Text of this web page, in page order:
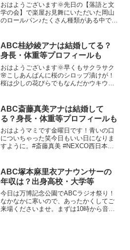
おはようございます🌞先日の【落語と文
学の会】で楽屋お見舞にいただいた岡山
のロールパン♪たくさん種類がある中で私
元気もりもり！今週も間も無く始まりま
す😆#朝も早よから#朝...
ABC桂紗綾アナは結婚してる？
身長・体重等プロフィールも
おはようございます🌞早くもサクラサク
🌸こしあんぱんに桜のシロップ漬けが！
桜は少しの花びらでもなんだかウキウキ
す✨#朝も早よから桂紗綾です#朝も早よ
から#ABCラジオ ...
ABC斎藤真美アナは結婚して
る？身長・体重等プロフィールも
おはようマミです金曜日です！青いの口
についちゃった笑今日もいい日になりま
すように。#斎藤真美 #NEXCO西日本
(@honaiko_car) A...
ABC塚本麻里衣アナウンサーの
年収は？出身高校・大学等
今日は万博記念公園でABCラジオ祭り！
なかなかに寒いので、あったかくしてご
来場くださいませ。まずは10時から音楽